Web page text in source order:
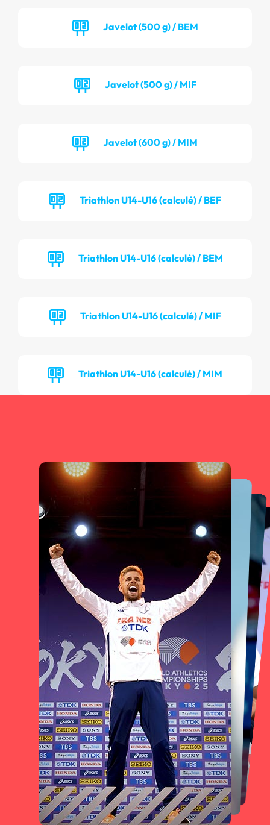
Javelot (500 g) / BEM
Javelot (500 g) / MIF
Javelot (600 g) / MIM
Triathlon U14-U16 (calculé) / BEF
Triathlon U14-U16 (calculé) / BEM
Triathlon U14-U16 (calculé) / MIF
Triathlon U14-U16 (calculé) / MIM